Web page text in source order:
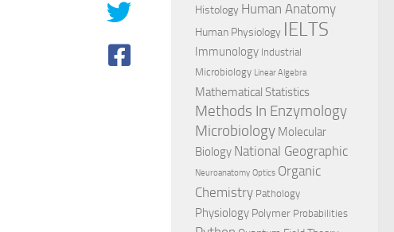
Histology Human Anatomy
Human Physiology IELTS
Immunology Industrial
Microbiology Linear Algebra
Mathematical Statistics
Methods In Enzymology
Microbiology Molecular
Biology National Geographic
Neuroanatomy Optics Organic
Chemistry Pathology
Physiology Polymer Probabilities